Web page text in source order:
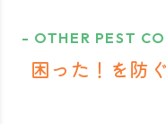
- OTHER PEST
困った！を防